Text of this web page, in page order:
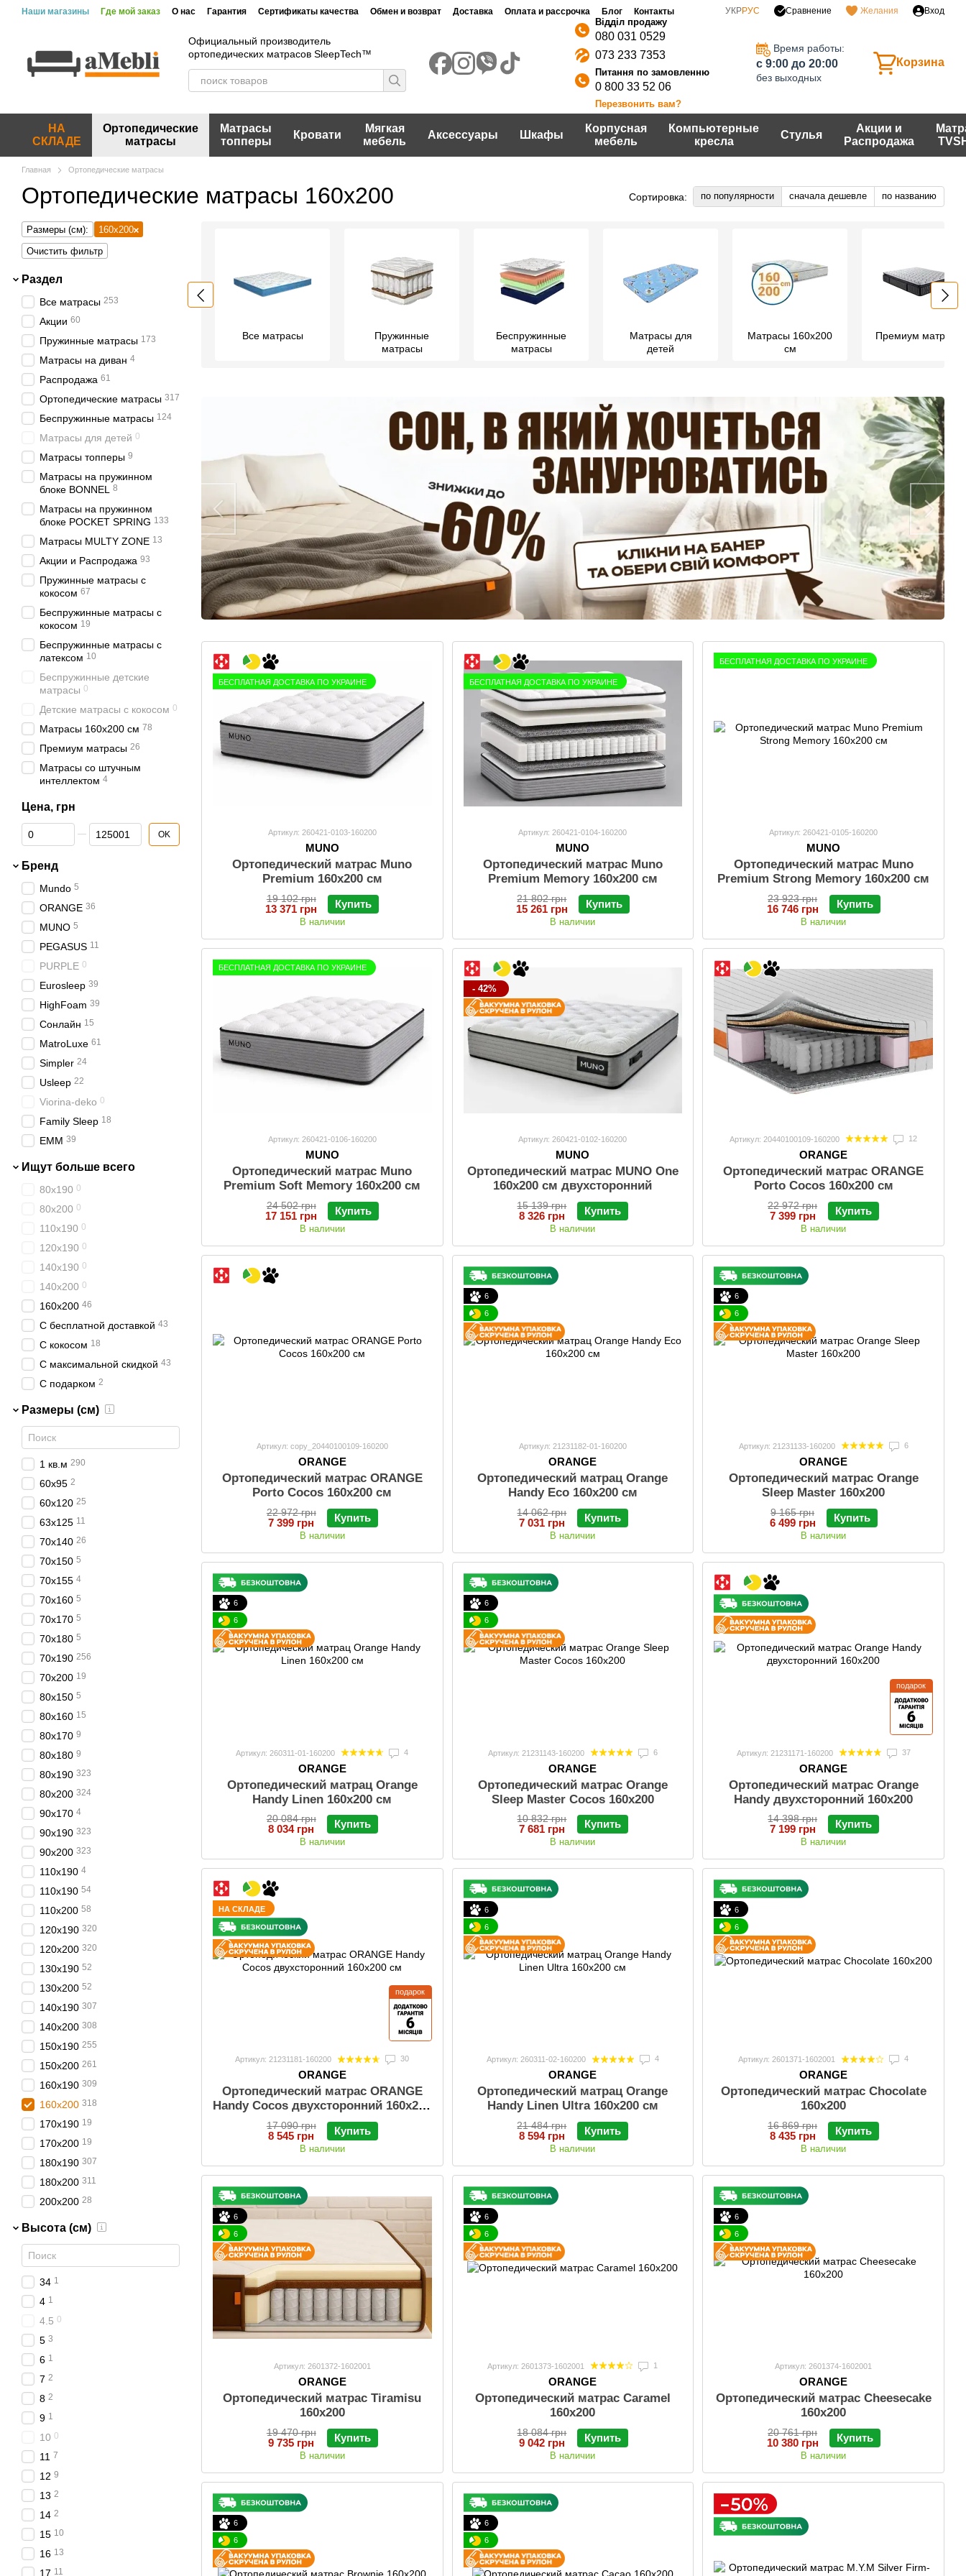
Перейти к основному контенту
Наши магазины Где мой заказ О нас Гарантия Сертификаты качества Обмен и возврат Доставка Оплата и рассрочка Блог
Контакты
Договор публичной оферты
УКРРУС Сравнение Желания Вход
Официальный производитель
ортопедических матрасов SleepTech™
080 031 0529
073 233 7353
0 800 33 52 06
Перезвонить вам?
Время работы:
c 9:00 до 20:00
без выходных
Корзина
НА
СКЛАДЕ
Ортопедические
матрасы
Матрасы
топперы
Кровати
Мягкая
мебель
Аксессуары Шкафы
Корпусная
мебель
Компьютерные
кресла
Стулья
Акции и
Распродажа
Главная Ортопедические матрасы
Ортопедические матрасы 160х200 Сортировка: по популярности сначала дешевле по названию
Все матрасы
Пружинные
матрасы
Беспружинные
матрасы
Матрасы для
детей
Матрасы 160х200
см
Премиум матрасы
БЕСПЛАТНАЯ ДОСТАВКА ПО УКРАИНЕ
Артикул: 260421-0103-160200
MUNO
Ортопедический матрас Muno
Premium 160х200 см
19 102 грн
13 371 грн Купить
В наличии
БЕСПЛАТНАЯ ДОСТАВКА ПО УКРАИНЕ
Артикул: 260421-0104-160200
MUNO
Ортопедический матрас Muno
Premium Memory 160х200 см
21 802 грн
15 261 грн Купить
В наличии
БЕСПЛАТНАЯ ДОСТАВКА ПО УКРАИНЕ
Артикул: 260421-0105-160200
MUNO
Ортопедический матрас Muno
Premium Strong Memory 160х200 см
23 923 грн
16 746 грн Купить
В наличии
БЕСПЛАТНАЯ ДОСТАВКА ПО УКРАИНЕ
Артикул: 260421-0106-160200
MUNO
Ортопедический матрас Muno
Premium Soft Memory 160х200 см
24 502 грн
17 151 грн Купить
В наличии
- 42%
Артикул: 260421-0102-160200
MUNO
Ортопедический матрас MUNO One
160х200 см двухсторонний
15 139 грн
8 326 грн Купить
В наличии
Артикул: 20440100109-160200 12
ORANGE
Ортопедический матрас ORANGE
Porto Cocos 160x200 см
22 972 грн
7 399 грн Купить
В наличии
Артикул: copy_20440100109-160200
ORANGE
Ортопедический матрас ORANGE
Porto Cocos 160x200 см
22 972 грн
7 399 грн Купить
В наличии
6
6
Артикул: 21231182-01-160200
ORANGE
Ортопедический матрац Orange
Handy Eco 160х200 см
14 062 грн
7 031 грн Купить
В наличии
6
6
Артикул: 21231133-160200 6
ORANGE
Ортопедический матрас Orange
Sleep Master 160x200
9 165 грн
6 499 грн Купить
В наличии
6
6
Артикул: 260311-01-160200 4
ORANGE
Ортопедический матрац Orange
Handy Linen 160х200 см
20 084 грн
8 034 грн Купить
В наличии
6
6
Артикул: 21231143-160200 6
ORANGE
Ортопедический матрас Orange
Sleep Master Cocos 160x200
10 832 грн
7 681 грн Купить
В наличии
подарок
Артикул: 21231171-160200 37
ORANGE
Ортопедический матрас Orange
Handy двухсторонний 160x200
14 398 грн
7 199 грн Купить
В наличии
подарок
НА СКЛАДЕ
Артикул: 21231181-160200 30
ORANGE
Ортопедический матрас ORANGE
Handy Cocos двухсторонний 160x200
см
17 090 грн
8 545 грн Купить
В наличии
6
6
Артикул: 260311-02-160200 4
ORANGE
Ортопедический матрац Orange
Handy Linen Ultra 160х200 см
21 484 грн
8 594 грн Купить
В наличии
6
6
Артикул: 2601371-1602001 4
ORANGE
Ортопедический матрас Chocolate
160х200
16 869 грн
8 435 грн Купить
В наличии
6
6
Артикул: 2601372-1602001
ORANGE
Ортопедический матрас Tiramisu
160х200
19 470 грн
9 735 грн Купить
В наличии
6
6
Артикул: 2601373-1602001 1
ORANGE
Ортопедический матрас Caramel
160х200
18 084 грн
9 042 грн Купить
В наличии
6
6
Артикул: 2601374-1602001
ORANGE
Ортопедический матрас Cheesecake
160х200
20 761 грн
10 380 грн Купить
В наличии
6
6
6
6
Размеры (см):
160х200
Очистить фильтр
Раздел
Все матрасы 253
Акции 60
Пружинные матрасы 173
Матрасы на диван 4
Распродажа 61
Ортопедические матрасы 317
Беспружинные матрасы 124
Матрасы для детей 0
Матрасы топперы 9
Матрасы на пружинном
блоке BONNEL
8
Матрасы на пружинном
блоке POCKET SPRING 133
Матрасы MULTY ZONE 13
Акции и Распродажа 93
Пружинные матрасы с
кокосом 67
Беспружинные матрасы с
кокосом 19
Беспружинные матрасы с
латексом 10
Беспружинные детские
матрасы 0
Детские матрасы с кокосом 0
Матрасы 160х200 см 78
Премиум матрасы 26
Матрасы со штучным
интеллектом 4
Цена, грн
От Цена, грн
До Цена, грн OK
Бренд
Mundo 5
ORANGE 36
MUNO 5
PEGASUS 11
PURPLE 0
Eurosleep 39
HighFoam 39
Сонлайн 15
MatroLuxe 61
Simpler 24
Usleep 22
Viorina-deko 0
Family Sleep 18
EMM 39
Ищут больше всего
80х190 0
80х200 0
110х190 0
120х190 0
140х190 0
140х200 0
160х200 46
С бесплатной доставкой 43
С кокосом 18
С максимальной скидкой 43
С подарком 2
Размеры (см)
1 кв.м 290
60х95 2
60х120 25
63х125 11
70х140 26
70х150 5
70х155 4
70х160 5
70х170 5
70х180 5
70х190 256
70х200 19
80х150 5
80х160 15
80х170 9
80х180 9
80х190 323
80х200 324
90х170 4
90х190 323
90х200 323
110x190 4
110х190 54
110х200 58
120х190 320
120х200 320
130х190 52
130х200 52
140х190 307
140х200 308
150х190 255
150х200 261
160х190 309
160х200 318
170х190 19
170х200 19
180х190 307
180х200 311
200х200 28
Высота (см)
34 1
4 1
4.5 0
5 3
6 1
7 2
8 2
9 1
10 0
11 7
12 9
13 2
14 2
15 10
16 13
17 11